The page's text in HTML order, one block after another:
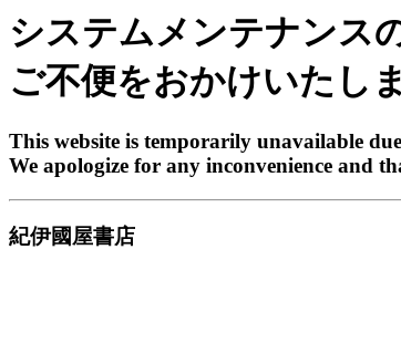
システムメンテナンス
ご不便をおかけいたし
This website is temporarily unavailable
We apologize for any inconvenience and
紀伊國屋書店